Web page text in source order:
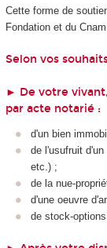
Cette forme de
Fondation et du
Selon vos
► De votre vivant,
par acte notarié :
d'un bien
de l'usufruit
etc.) ;
de la nue-
d'une oeuvre
de stock-